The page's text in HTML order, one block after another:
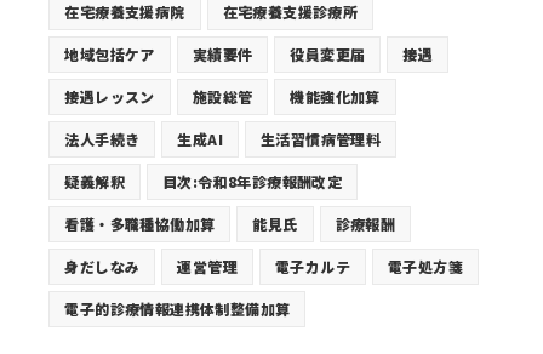
在宅療養支援病院 在宅療養支援診療所
地域包括ケア 実績要件 役員変更届 接遇
接遇レッスン 施設総管 機能強化加算
法人手続き 生成AI 生活習慣病管理料
疑義解釈 目次:令和8年診療報酬改定
看護・多職種協働加算 能見氏 診療報酬
身だしなみ 運営管理 電子カルテ 電子処方箋
電子的診療情報連携体制整備加算